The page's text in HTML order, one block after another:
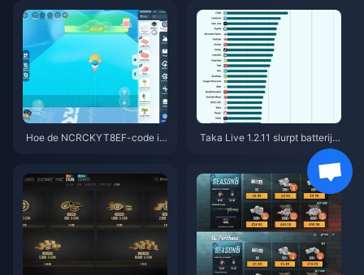
Hoe de NCRCKYT8EF-code in
Taka Live 1.2.11 slurpt batterij l
eeg na de update van juli 202
6? Oorzaken en oplossingen